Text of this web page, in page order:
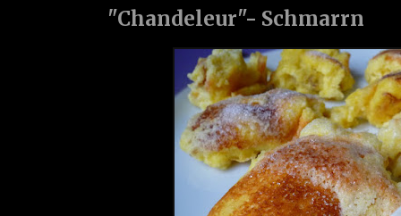
"Chandeleur"- Schmarrn